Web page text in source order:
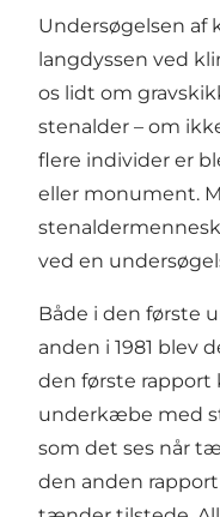
Undersøgelsen af
langdyssen ved
os lidt om
stenalder – om
flere individer er
eller monument.
ved en
Både i den første
anden i 1981 blev
den første rapport
underkæbe med
som det ses når
den anden